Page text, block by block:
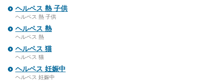
ヘルペス 熱 子供
ヘルペス 熱 子供
ヘルペス 熱
ヘルペス 熱
ヘルペス 猫
ヘルペス 猫
ヘルペス 妊娠中
ヘルペス 妊娠中